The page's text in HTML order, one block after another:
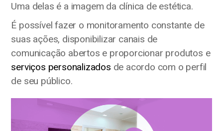
Uma delas é a imagem da clínica de estética.
É possível fazer o monitoramento constante de
suas ações, disponibilizar canais de
comunicação abertos e proporcionar produtos e
serviços personalizados de acordo com o perfil
de seu público.